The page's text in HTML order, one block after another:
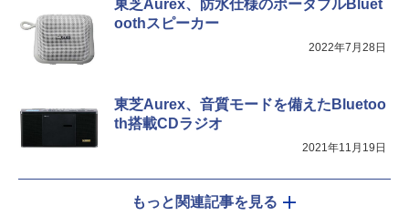
東芝Aurex、防水仕様のポータブルBluet
oothスピーカー
2022年7月28日
東芝Aurex、音質モードを備えたBluetoo
th搭載CDラジオ
2021年11月19日
もっと関連記事を見る